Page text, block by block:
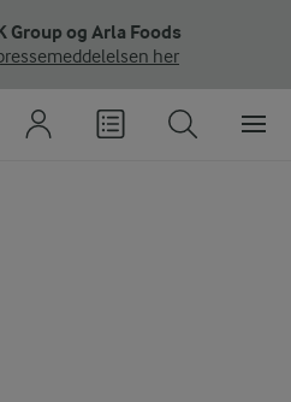
Group og Arla Foods
her